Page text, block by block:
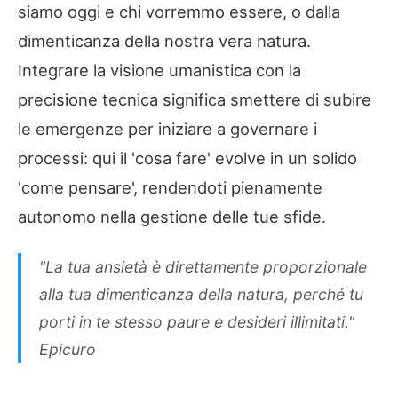
siamo oggi e chi vorremmo essere, o dalla
dimenticanza della nostra vera natura.
Integrare la visione umanistica con la
precisione tecnica significa smettere di subire
le emergenze per iniziare a governare i
processi: qui il 'cosa fare' evolve in un solido
'come pensare', rendendoti pienamente
autonomo nella gestione delle tue sfide.
"La tua ansietà è direttamente proporzionale
alla tua dimenticanza della natura, perché tu
porti in te stesso paure e desideri illimitati."
Epicuro